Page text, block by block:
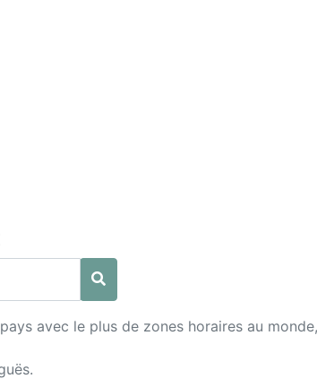
avec le plus de zones horaires au